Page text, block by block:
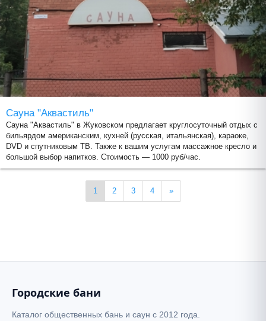
Сауна "Аквастиль"
Сауна "Аквастиль" в Жуковском предлагает круглосуточный отдых с
бильярдом американским, кухней (русская, итальянская), караоке,
DVD и спутниковым ТВ. Также к вашим услугам массажное кресло и
большой выбор напитков. Стоимость — 1000 руб/час.
1 2 3 4 »
Городские бани
Каталог общественных бань и саун с 2012 года.